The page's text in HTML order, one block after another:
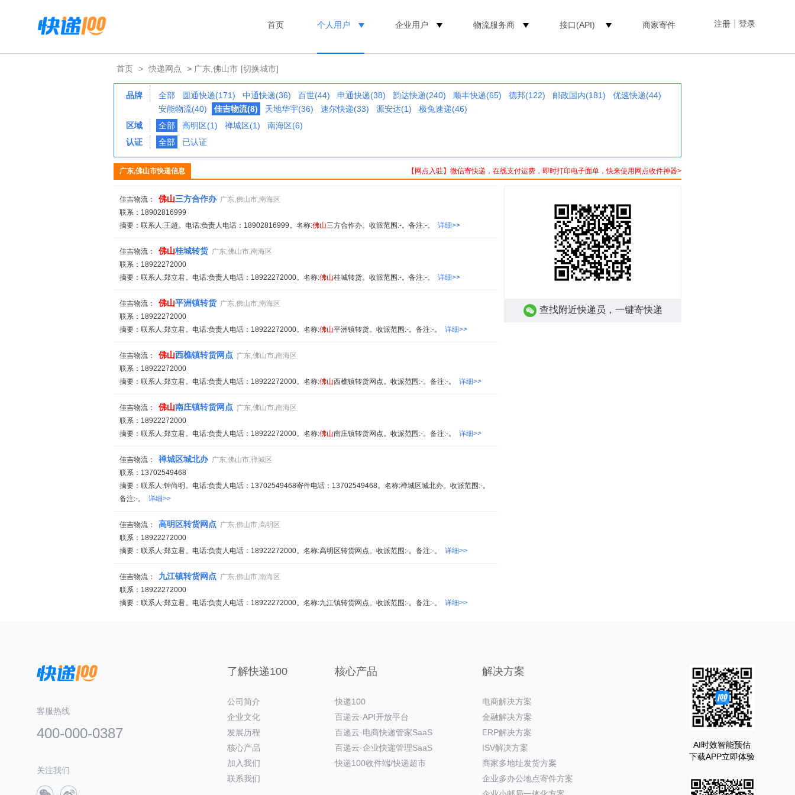
注册 登录
首页 个人用户 企业用户 物流服务商 接口(API) 商家寄件
首页 > 快递网点 > 广东,佛山市 [切换城市]
品牌 全部 圆通快递(171) 中通快递(36) 百世(44) 申通快递(38) 韵达快递(240) 顺丰快递(65) 德邦(122) 邮政国内(181)
优速快递(44)
安能物流(40)
佳吉物流(8) 天地华宇(36) 速尔快递(33) 源安达(1)
极兔速递(46)
区域
全部 高明区(1) 禅城区(1)
南海区(6)
认证
全部 已认证
【网点入驻】微信寄快递，在线支付运费，即时打印电子面单，快来使用网点收件神器>
广东,佛山市快递信息
佳吉物流： 佛山三方合作办 广东,佛山市,南海区
联系：18902816999
摘要：联系人:王超。电话:负责人电话：18902816999。名称:佛山三方合作办。收派范围:-。备注:-。 详细>>
佳吉物流： 佛山桂城转货 广东,佛山市,南海区
联系：18922272000
摘要：联系人:郑立君。电话:负责人电话：18922272000。名称:佛山桂城转货。收派范围:-。备注:-。 详细>>
佳吉物流： 佛山平洲镇转货 广东,佛山市,南海区
联系：18922272000
摘要：联系人:郑立君。电话:负责人电话：18922272000。名称:佛山平洲镇转货。收派范围:-。备注:-。 详细>>
佳吉物流： 佛山西樵镇转货网点 广东,佛山市,南海区
联系：18922272000
摘要：联系人:郑立君。电话:负责人电话：18922272000。名称:佛山西樵镇转货网点。收派范围:-。备注:-。 详细>>
佳吉物流： 佛山南庄镇转货网点 广东,佛山市,南海区
联系：18922272000
摘要：联系人:郑立君。电话:负责人电话：18922272000。名称:佛山南庄镇转货网点。收派范围:-。备注:-。 详细>>
佳吉物流： 禅城区城北办 广东,佛山市,禅城区
联系：13702549468
摘要：联系人:钟尚明。电话:负责人电话：13702549468寄件电话：13702549468。名称:禅城区城北办。收派范围:-。
备注:-。 详细>>
佳吉物流： 高明区转货网点 广东,佛山市,高明区
联系：18922272000
摘要：联系人:郑立君。电话:负责人电话：18922272000。名称:高明区转货网点。收派范围:-。备注:-。 详细>>
佳吉物流： 九江镇转货网点 广东,佛山市,南海区
联系：18922272000
摘要：联系人:郑立君。电话:负责人电话：18922272000。名称:九江镇转货网点。收派范围:-。备注:-。 详细>>
查找附近快递员，一键寄快递
客服热线
400-000-0387
关注我们
了解快递100
公司简介
企业文化
发展历程
核心产品
加入我们
联系我们
核心产品
快递100
百递云·API开放平台
百递云·电商快递管家SaaS
百递云·企业快递管理SaaS
快递100收件端/快递超市
解决方案
电商解决方案
金融解决方案
ERP解决方案
ISV解决方案
商家多地址发货方案
企业多办公地点寄件方案
AI时效智能预估
下载APP立即体验